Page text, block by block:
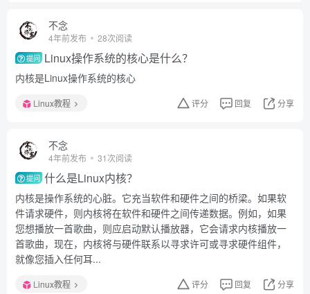
不念
4年前发布 28次阅读
提问 Linux操作系统的核心是什么？
内核是Linux操作系统的核心
Linux教程 评分 回复 分享
不念
4年前发布 31次阅读
提问 什么是Linux内核？
内核是操作系统的心脏。它充当软件和硬件之间的桥梁。如果软
件请求硬件，则内核将在软件和硬件之间传递数据。例如，如果
您想播放一首歌曲，则应启动默认播放器，它会请求内核播放一
首歌曲，现在，内核将与硬件联系以寻求许可或寻求硬件组件，
就像您插入任何耳...
Linux教程 评分 回复 分享